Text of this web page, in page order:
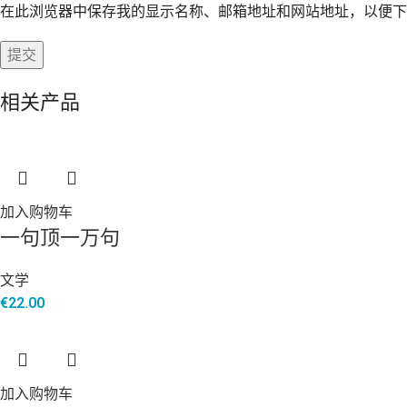
在此浏览器中保存我的显示名称、邮箱地址和网站地址，以便下
相关产品
加入购物车
一句顶一万句
文学
€22.00
加入购物车